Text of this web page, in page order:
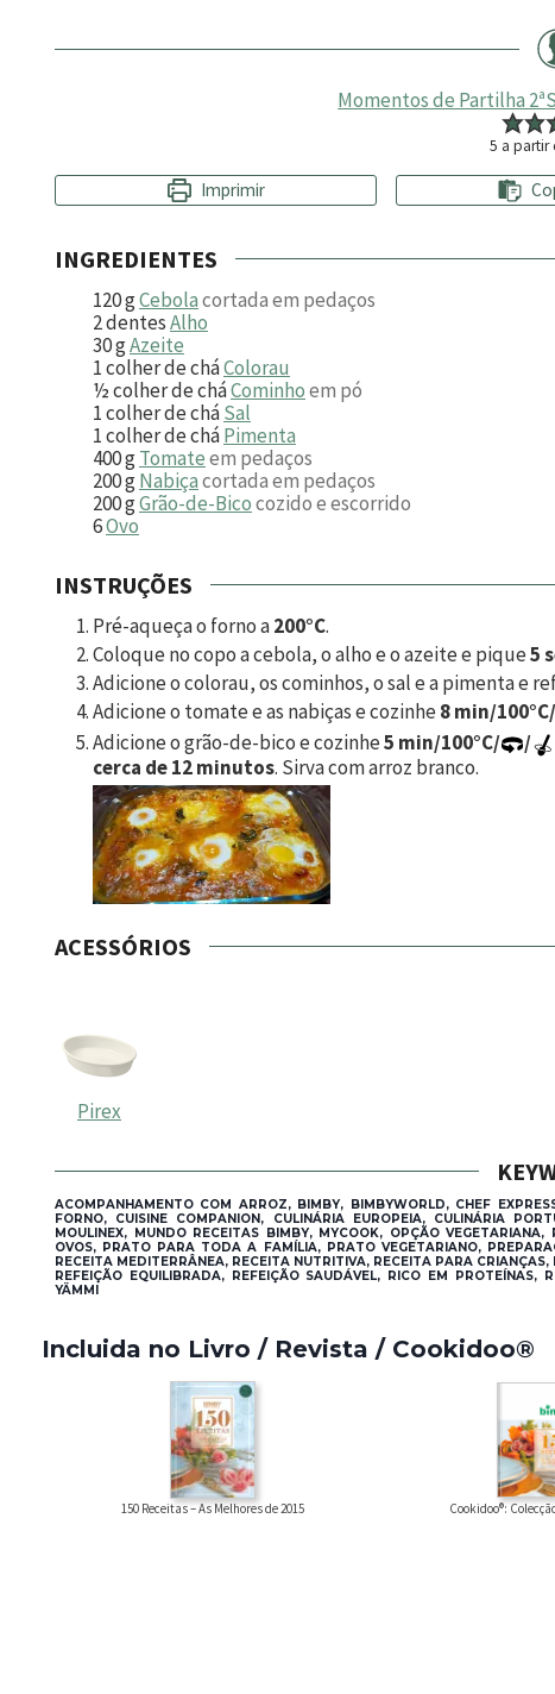
Momentos de Partilha
5 a
Imprimir
INGREDIENTES
120gCebolacortada em pedaços
2dentesAlho
30gAzeite
1colher de cháColorau
½colher de cháCominhoem pó
1colher de cháSal
1colher de cháPimenta
400gTomateem pedaços
200gNabiçacortada em pedaços
200gGrão-de-Bicocozido e escorrido
6Ovo
INSTRUÇÕES
Pré-aqueça o forno a200°C.
Coloque no copo a cebola, o alho e o azeite e pique5
Adicione o colorau, os cominhos, o sal e a pimenta e
Adicione o tomate e as nabiças e cozinhe8 min/100°C/
Adicione o grão-de-bico e cozinhe5 min/100°C/ /
cerca de 12 minutos. Sirva com arroz branco.
ACESSÓRIOS
Pirex
ACOMPANHAMENTO COM ARROZ, BIMBY, BIMBYWORLD, CHEF
FORNO, CUISINE COMPANION, CULINÁRIA EUROPEIA, CULINÁRIA
MOULINEX, MUNDO RECEITAS BIMBY, MYCOOK, OPÇÃO
OVOS, PRATO PARA TODA A FAMÍLIA, PRATO VEGETARIANO,
RECEITA MEDITERRÂNEA, RECEITA NUTRITIVA, RECEITA PARA
REFEIÇÃO EQUILIBRADA, REFEIÇÃO SAUDÁVEL, RICO EM
YÄMMI
Incluida no Livro / Revista / Cookidoo®
150 Receitas – As Melhores de 2015 Cookidoo®: